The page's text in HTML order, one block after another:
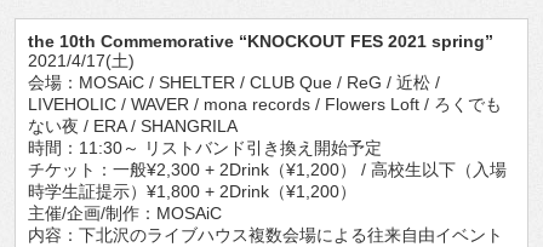
the 10th Commemorative “KNOCKOUT FES 2021 spring”
2021/4/17(土)
会場：MOSAiC / SHELTER / CLUB Que / ReG / 近松 /
LIVEHOLIC / WAVER / mona records / Flowers Loft / ろくでも
ない夜 / ERA / SHANGRILA
時間：11:30～ リストバンド引き換え開始予定
チケット：一般¥2,300 + 2Drink（¥1,200） / 高校生以下（入場
時学生証提示）¥1,800 + 2Drink（¥1,200）
主催/企画/制作：MOSAiC
内容：下北沢のライブハウス複数会場による往来自由イベント